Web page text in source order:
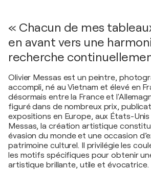
« Chacun de mes
en avant vers une
recherche
Olivier Messas est un peintre,
accompli, né au Vietnam et élevé en
désormais entre la France et
figuré dans de nombreux prix,
expositions en Europe, aux États-
Messas, la création artistique
évasion du monde et une occasion
patrimoine culturel. Il privilégie les
les motifs spécifiques pour obtenir
artistique brillante, utile et évocatrice.